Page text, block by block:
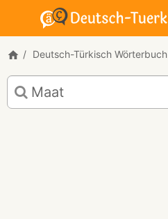
Deutsch-Türkisch Wörterbuch
Deutsch-
Türkisch
Übersetzung